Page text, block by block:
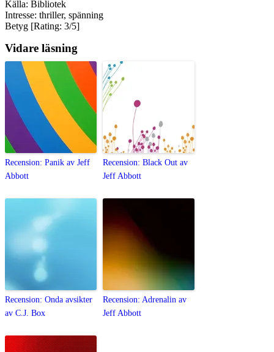
Källa: Bibliotek
Intresse: thriller, spänning
Betyg [Rating: 3/5]
Vidare läsning
Recension: Panik av Jeff
Abbott
Recension: Black Out av
Jeff Abbott
Recension: Onda avsikter
av C.J. Box
Recension: Adrenalin av
Jeff Abbott